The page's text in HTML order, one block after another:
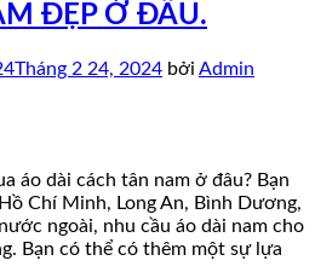
ĐẸP Ở ĐÂU.
Tháng 2 24, 2024 bởi Admin
áo dài cách tân nam ở đâu? Bạn
Chí Minh, Long An, Bình Dương,
ngoài, nhu cầu áo dài nam cho
Bạn có thể có thêm một sự lựa